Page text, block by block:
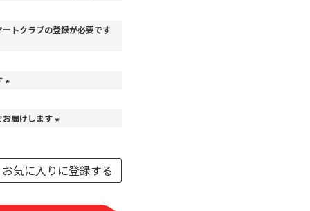
須
トクラブの登録が必要です
須届けします
須
)
お気に入りに登録する